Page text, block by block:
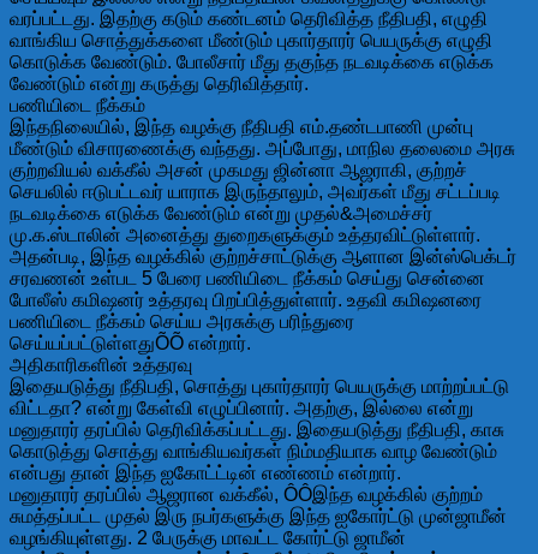
வரப்பட்டது. இதற்கு கடும் கண்டனம் தெரிவித்த நீதிபதி, எழுதி
வாங்கிய சொத்துக்களை மீண்டும் புகார்தாரர் பெயருக்கு எழுதி
கொடுக்க வேண்டும். போலீசார் மீது தகுந்த நடவடிக்கை எடுக்க
வேண்டும் என்று கருத்து தெரிவித்தார்.
பணியிடை நீக்கம்
இந்தநிலையில், இந்த வழக்கு நீதிபதி எம்.தண்டபாணி முன்பு
மீண்டும் விசாரணைக்கு வந்தது. அப்போது, மாநில தலைமை அரசு
குற்றவியல் வக்கீல் அசன் முகமது ஜின்னா ஆஜராகி, குற்றச்
செயலில் ஈடுபட்டவர் யாராக இருந்தாலும், அவர்கள் மீது சட்டப்படி
நடவடிக்கை எடுக்க வேண்டும் என்று முதல்&அமைச்சர்
மு.க.ஸ்டாலின் அனைத்து துறைகளுக்கும் உத்தரவிட்டுள்ளார்.
அதன்படி, இந்த வழக்கில் குற்றச்சாட்டுக்கு ஆளான இன்ஸ்பெக்டர்
சரவணன் உள்பட 5 பேரை பணியிடை நீக்கம் செய்து சென்னை
போலீஸ் கமிஷனர் உத்தரவு பிறப்பித்துள்ளார். உதவி கமிஷனரை
பணியிடை நீக்கம் செய்ய அரசுக்கு பரிந்துரை
செய்யப்பட்டுள்ளதுÕÕ என்றார்.
அதிகாரிகளின் உத்தரவு
இதையடுத்து நீதிபதி, சொத்து புகார்தாரர் பெயருக்கு மாற்றப்பட்டு
விட்டதா? என்று கேள்வி எழுப்பினார். அதற்கு, இல்லை என்று
மனுதாரர் தரப்பில் தெரிவிக்கப்பட்டது. இதையடுத்து நீதிபதி, காசு
கொடுத்து சொத்து வாங்கியவர்கள் நிம்மதியாக வாழ வேண்டும்
என்பது தான் இந்த ஐகோட்ட்டின் எண்ணம் என்றார்.
மனுதாரர் தரப்பில் ஆஜரான வக்கீல், ÔÔஇந்த வழக்கில் குற்றம்
சுமத்தப்பட்ட முதல் இரு நபர்களுக்கு இந்த ஐகோர்ட்டு முன்ஜாமீன்
வழங்கியுள்ளது. 2 பேருக்கு மாவட்ட கோர்ட்டு ஜாமீன்